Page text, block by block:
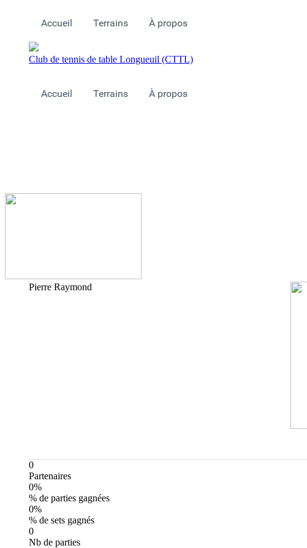
Accueil Terrains À propos
Club de tennis de table Longueuil (CTTL)
Accueil Terrains À propos
Pierre Raymond
0
Partenaires
0%
% de parties gagnées
0%
% de sets gagnés
0
Nb de parties